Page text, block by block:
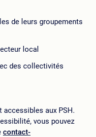
de leurs groupements
local
des collectivités
aux PSH.
vous pouvez
contact-